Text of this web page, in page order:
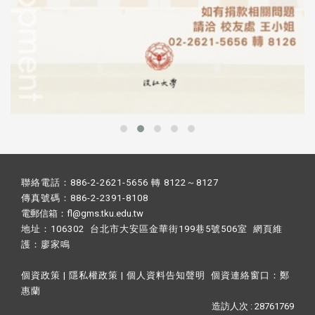
聯絡電話：886-2-2621-5656 轉 8122～8127
傳真號碼：886-2-2391-8108
電郵信箱：fl@gms.tku.edu.tw
地址：106302 台北市大安區金華街199巷5號506室 網頁維
護： 廖家鳴​
個資政策 | 隱私權政策 | 個人資料告知聲明 個資連絡窗口： 鄭
惠蘭
造訪人次 : 28761769